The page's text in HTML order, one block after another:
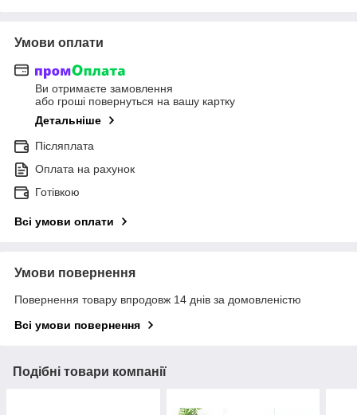
Умови оплати
Ви отримаєте замовлення
або гроші повернуться на вашу картку
Детальніше
Післяплата
Оплата на рахунок
Готівкою
Всі умови оплати
Умови повернення
Повернення товару впродовж 14 днів за домовленістю
Всі умови повернення
Подібні товари компанії